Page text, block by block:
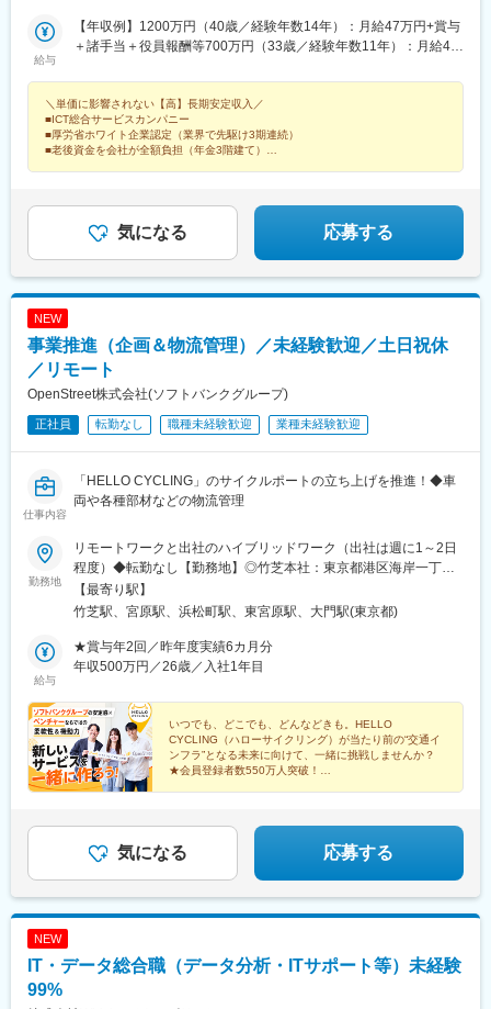
東京都港区新橋6-9-6 12 東洋海事ビル2F「新橋駅」徒歩7分「汐
留駅」徒歩7分「御成門駅」徒歩7分【名古屋オフィス】愛知県名
ス】神奈川県横浜市西区みなとみらい2-2-1 ランドマークタワー
11F「みなとみらい駅」徒歩3分「桜木町駅」動く歩道で徒歩5分
【神戸オフィス】★2025年5月開設兵庫県神戸市中央区小野柄通
5-1-16 にっしんクリスタルビル5F「三ノ宮駅」 徒歩4分阪神本線
給与
【年収例】1200万円（40歳／経験年数14年）：月給47万円+賞与
＋諸手当＋役員報酬等700万円（33歳／経験年数11年）：月給40
+賞与＋諸手当■月給28万円以上＋賞与年3回※社内規定により、給
与を決定※月60時間超えの超過残業の割増賃金率は100％（労働基
準法上で定められている50％を超える待遇）
＼単価に影響されない【高】長期安定収入／
■ICT総合サービスカンパニー
■厚労省ホワイト企業認定（業界で先駆け3期連続）
■老後資金を会社が全額負担（年金3階建て）
気になる 応募する
NEW
事業推進（企画＆物流管理）／未経験歓迎／土日祝休
／リモート
OpenStreet株式会社(ソフトバンクグループ)
正社員 転勤なし 職種未経験歓迎 業種未経験歓迎
仕事内容
「HELLO CYCLING」のサイクルポートの立ち上げを推進！◆車
両や各種部材などの物流管理
勤務地
リモートワークと出社のハイブリッドワーク（出社は週に1～2日
程度）◆転勤なし【勤務地】◎竹芝本社：東京都港区海岸一丁目7
番1号 東京ポートシティ竹芝オフィスタワー35階＜アクセス＞・
JRほか各線「浜松町駅」より徒歩4分（全天候型の歩行者デッキ
りかもめ「竹芝駅」より徒歩2分※埼玉県にある事務所兼倉庫／宮
原事務所（さいたまR&Dセンター）への出社 ※週に1日程度◆宮
街4-25-1＜アクセス＞・JR高崎線「宮原駅」より自転車3分、徒
歩10分―――※受動喫煙対策／あり
【最寄り駅】
竹芝駅、宮原駅、浜松町駅、東宮原駅、大門駅(東京都)
給与
★賞与年2回／昨年度実績6カ月分
年収500万円／26歳／入社1年目
いつでも、どこでも、どんなどきも。HELLO
CYCLING（ハローサイクリング）が当たり前の“交通イ
ンフラ”となる未来に向けて、一緒に挑戦しませんか？
★会員登録者数550万人突破！
気になる 応募する
NEW
IT・データ総合職（データ分析・ITサポート等）未経験
99%